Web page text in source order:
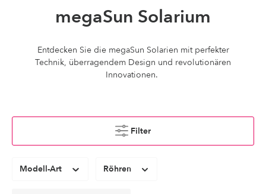
megaSun Solarium
Entdecken Sie die megaSun Solarien mit perfekter
Technik, überragendem Design und revolutionären
Innovationen.
Filter
Modell-Art Röhren